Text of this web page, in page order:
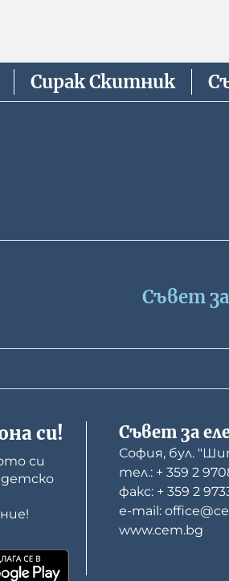
Сирак Скитник
Съвет
си!
си
детско
Съвет за
София, бул.
тел.: + 359 2
факс: + 359 2
е-mail:
www.cem.bg